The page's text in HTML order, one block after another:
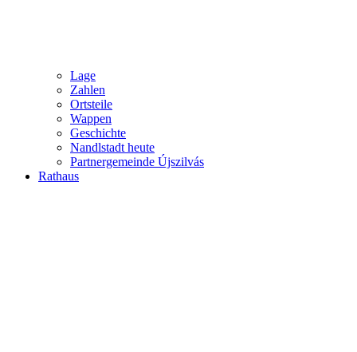
Lage
Zahlen
Ortsteile
Wappen
Geschichte
Nandlstadt heute
Partnergemeinde Újszilvás
Rathaus